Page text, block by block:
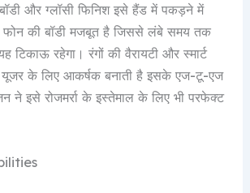
और ग्लॉसी फिनिश इसे हैंड में पकड़ने में
फोन की बॉडी मजबूत है जिससे लंबे समय तक
टिकाऊ रहेगा। रंगों की वैरायटी और स्मार्ट
के लिए आकर्षक बनाती है इसके एज-टू-एज
ने इसे रोजमर्रा के इस्तेमाल के लिए भी परफेक्ट